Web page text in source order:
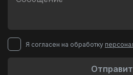
Я согласен на обработку